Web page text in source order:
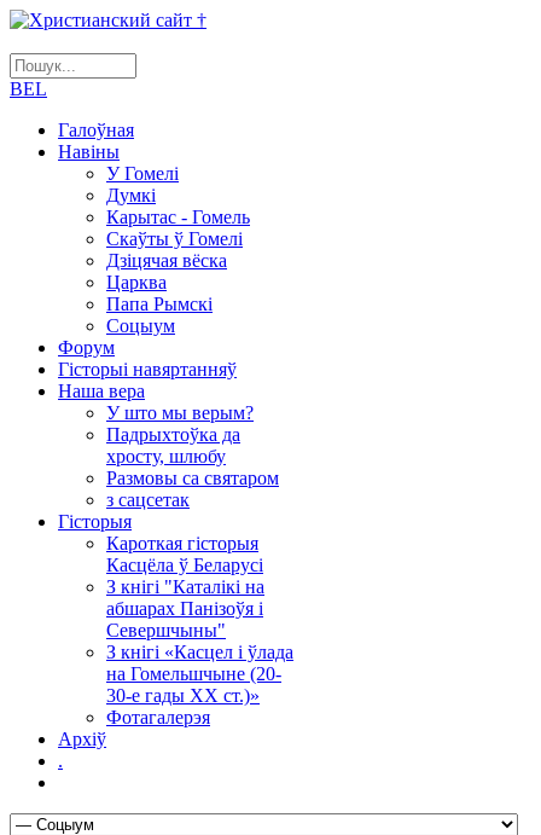
BEL
Галоўная
Навіны
У Гомелі
Думкі
Карытас - Гомель
Скаўты ў Гомелі
Дзіцячая вёска
Царква
Папа Рымскі
Соцыум
Форум
Гісторыі навяртанняў
Наша вера
У што мы верым?
Падрыхтоўка да
хросту, шлюбу
Размовы са святаром
з сацсетак
Гісторыя
Кароткая гісторыя
Касцёла ў Беларусі
З кнігі "Каталікі на
абшарах Панізоўя і
Севершчыны"
З кнігі «Касцел і ўлада
на Гомельшчыне (20-
30-е гады ХХ ст.)»
Фотагалерэя
Архіў
.